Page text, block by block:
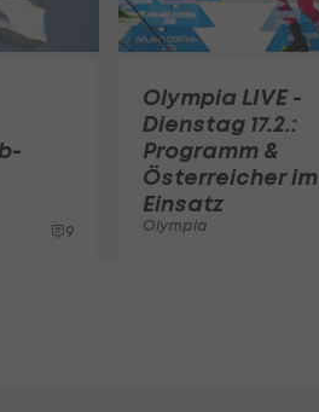
9
Olympia LIVE -
Dienstag 17.2.:
Programm &
Österreicher im
Einsatz
Olympia